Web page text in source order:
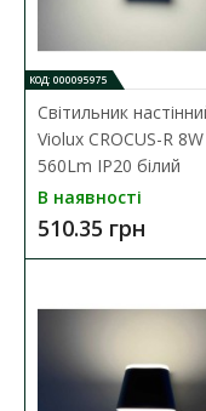
КОД: 000095975
Світильник
Violux CROCUS-R
560Lm IP20 білий
В наявності
510.35 грн